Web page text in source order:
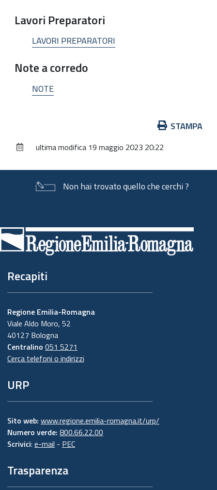
Lavori Preparatori
LAVORI PREPARATORI
Note a corredo
NOTE
documento
STAMPA
ultima modifica 19 maggio 2023 20:22
Non hai trovato quello che cerchi ?
di
pagina
Recapiti
Regione Emilia-Romagna
Viale Aldo Moro, 52
40127 Bologna
Centralino 051 5271
Cerca telefoni o indirizzi
URP
Sito web: www.regione.emilia-romagna.it/urp/
Numero verde: 800.66.22.00
Scrivici: e-mail - PEC
Trasparenza